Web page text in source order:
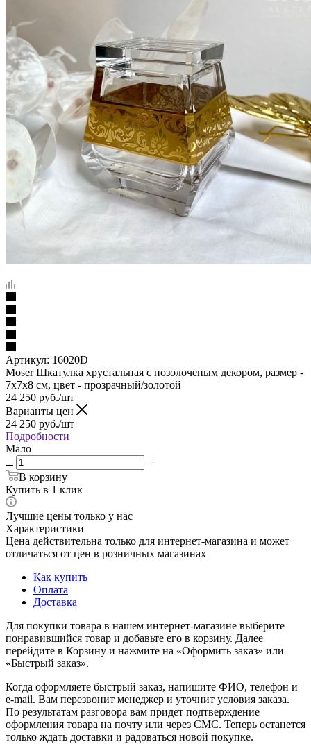
Артикул: 16020D
Moser Шкатулка хрустальная с позолоченым декором, размер -
7х7х8 см, цвет - прозрачный/золотой
24 250 руб./шт
Варианты цен
24 250 руб./шт
Подробности
Мало
В корзину
Купить в 1 клик
Лучшие цены только у нас
Характеристики
Цена действительна только для интернет-магазина и может
отличаться от цен в розничных магазинах
Как купить
Оплата
Доставка
Для покупки товара в нашем интернет-магазине выберите
понравившийся товар и добавьте его в корзину. Далее
перейдите в Корзину и нажмите на «Оформить заказ» или
«Быстрый заказ».
Когда оформляете быстрый заказ, напишите ФИО, телефон и
e-mail. Вам перезвонит менеджер и уточнит условия заказа.
По результатам разговора вам придет подтверждение
оформления товара на почту или через СМС. Теперь останется
только ждать доставки и радоваться новой покупке.